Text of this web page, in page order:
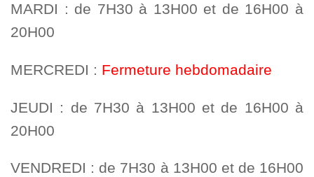
MARDI : de 7H30 à 13H00 et de 16H00 à
20H00
MERCREDI : Fermeture hebdomadaire
JEUDI : de 7H30 à 13H00 et de 16H00 à
20H00
VENDREDI : de 7H30 à 13H00 et de 16H00